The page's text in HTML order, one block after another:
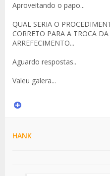
Aproveitando o papo...
QUAL SERIA O
CORRETO PARA A TROCA
ARREFECIMENTO...
Aguardo respostas..
Valeu galera...
HANK